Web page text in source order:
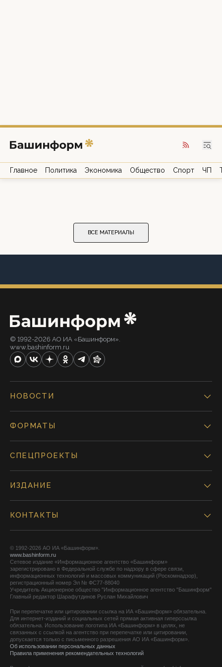
Главное Политика Экономика Общество Спорт ЧП
ВСЕ МАТЕРИАЛЫ
© 1992-2026 АО ИА «Башинформ».
www.bashinform.ru
НОВОСТИ
ФОРМАТЫ
СПЕЦПРОЕКТЫ
ИЗДАНИЕ
КОНТАКТЫ
© 1992-2026 АО ИА «Башинформ».
www.bashinform.ru
Сетевое издание «Информационное агентство «Башинформ»
зарегистрировано в Федеральной службе по надзору в сфере связи,
информационных технологий и массовых коммуникаций (Роскомнадзор),
регистрационный номер Эл № ФС77-88040
Учредитель Акционерное общество "Информационное агентство "Башинформ"
Главный редактор Шарафутдинов Руслан Михайлович
При перепечатке или цитировании ссылка на ИА «Башинформ» обязательна.
Для интернет-изданий и социальных сетей прямая активная гиперссылка
обязательна. Использование логотипа ИА «Башинформ» в целях, не
связанных с ссылкой на агентство при перепечатке или цитировании,
допускается только с письменного разрешения АО ИА «Башинформ».
Об использовании персональных данных
Правила применения рекомендательных технологий